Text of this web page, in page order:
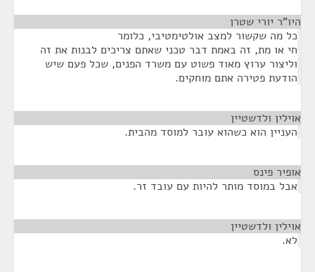
היו"ר יורי שטרן
כל מה שקשור למצב אולטימטיבי, כלומר
חי או מת, זה באמת דבר טכני שאתם צריכים לבנות את זה
וליצור ערוץ מאוד פשוט עם משרד הפנים, שכל פעם שיש
הודעת פטירה אתם מוחקים.
אוילין ולדשטיין
העניין הוא כשהוא עובר למוסד מהבית.
אופיר פינס
אבל במוסד מותר להיות עם עובד זר.
אוילין ולדשטיין
לא.